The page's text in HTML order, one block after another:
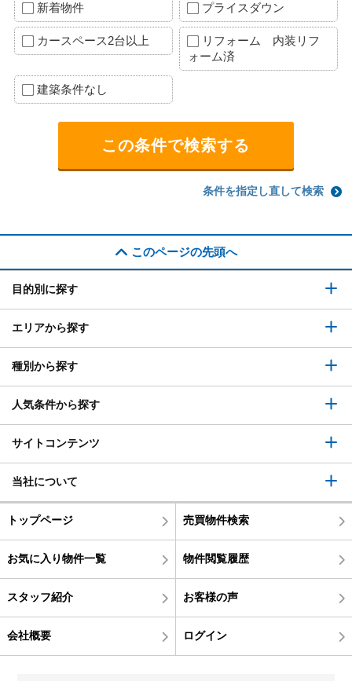
新着物件 プライスダウン
カースペース2台以上
リフォーム 内装リフ
ォーム済
建築条件なし
条件を指定し直して検索
このページの先頭へ
目的別に探す
エリアから探す
種別から探す
人気条件から探す
サイトコンテンツ
当社について
トップページ 売買物件検索
お気に入り物件一覧 物件閲覧履歴
スタッフ紹介 お客様の声
会社概要 ログイン